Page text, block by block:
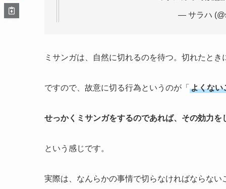
— サラハ
ミサンガは、自然に切れるのを待つ。切れたと
ですので、故意に切る行為というのが「 よくない
せっかくミサンガをするのであれば、その効力を
という感じです。
実際は、なんらかの事情で切らなければならない